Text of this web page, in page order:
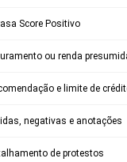
Score Positivo
ou renda
e limite de
negativas e anotações
de protestos